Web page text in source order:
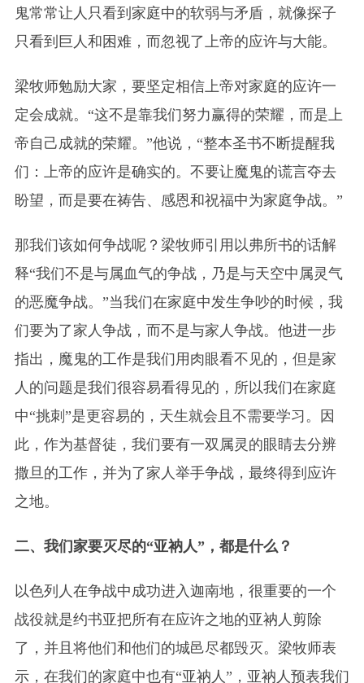
鬼常常让人只看到家庭中的软弱与矛盾，就像探子
只看到巨人和困难，而忽视了上帝的应许与大能。
梁牧师勉励大家，要坚定相信上帝对家庭的应许一
定会成就。“这不是靠我们努力赢得的荣耀，而是上
帝自己成就的荣耀。”他说，“整本圣书不断提醒我
们：上帝的应许是确实的。不要让魔鬼的谎言夺去
盼望，而是要在祷告、感恩和祝福中为家庭争战。”
那我们该如何争战呢？梁牧师引用以弗所书的话解
释“我们不是与属血气的争战，乃是与天空中属灵气
的恶魔争战。”当我们在家庭中发生争吵的时候，我
们要为了家人争战，而不是与家人争战。他进一步
指出，魔鬼的工作是我们用肉眼看不见的，但是家
人的问题是我们很容易看得见的，所以我们在家庭
中“挑刺”是更容易的，天生就会且不需要学习。因
此，作为基督徒，我们要有一双属灵的眼睛去分辨
撒旦的工作，并为了家人举手争战，最终得到应许
之地。
二、我们家要灭尽的“亚衲人”，都是什么？
以色列人在争战中成功进入迦南地，很重要的一个
战役就是约书亚把所有在应许之地的亚衲人剪除
了，并且将他们和他们的城邑尽都毁灭。梁牧师表
示，在我们的家庭中也有“亚衲人”，亚衲人预表我们